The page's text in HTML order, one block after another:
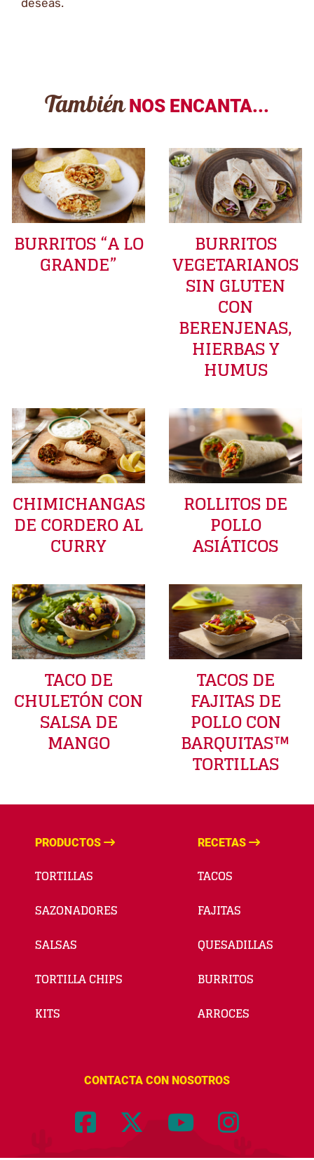
deseas.
También NOS ENCANTA...
BURRITOS “A LO
GRANDE”
BURRITOS
VEGETARIANOS
SIN GLUTEN
CON
BERENJENAS,
HIERBAS Y
HUMUS
CHIMICHANGAS
DE CORDERO AL
CURRY
ROLLITOS DE
POLLO
ASIÁTICOS
TACO DE
CHULETÓN CON
SALSA DE
MANGO
TACOS DE
FAJITAS DE
POLLO CON
BARQUITAS™
TORTILLAS
PRODUCTOS
TORTILLAS
SAZONADORES
SALSAS
TORTILLA CHIPS
KITS
RECETAS
TACOS
FAJITAS
QUESADILLAS
BURRITOS
ARROCES
CONTACTA CON NOSOTROS